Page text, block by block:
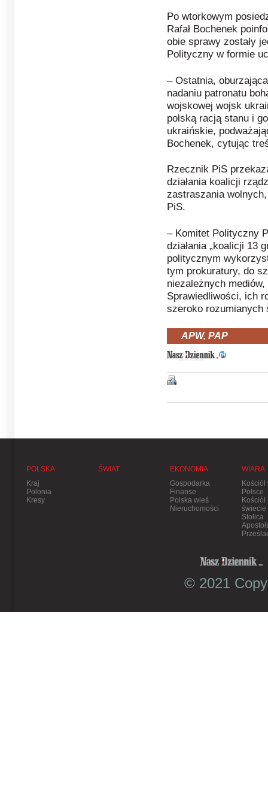
Po wtorkowym
Rafał Bochenek
obie sprawy zostały
Polityczny w formie
– Ostatnia,
nadaniu patronatu
wojskowej wojsk
polską racją stanu i
ukraińskie,
Bochenek, cytując
Rzecznik PiS
działania koalicji
zastraszania
PiS.
– Komitet Polityczny
działania „koalicji 13
politycznym
tym prokuratury, do
niezależnych
Sprawiedliwości, ich
szeroko rozumianych
APW, PAP
POLSKA
Kraj
Polonia
Kresy
ŚWIAT
EKONOMIA
Gospodarka
Finanse
Polska wieś
Nieruchomości
WIARA
Kościół
Polsce
Kościół
świecie
Stolica
© 2021